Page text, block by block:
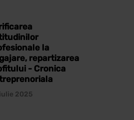
la
repartizarea
- Cronica
2025